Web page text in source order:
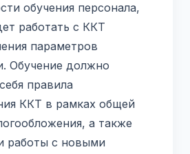
обучения персонала,
работать с ККТ
параметров
Обучение должно
правила
ККТ в рамках общей
а также
работы с новыми